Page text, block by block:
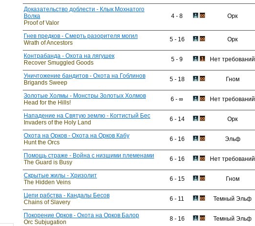
Доказательство доблести - Клык Мохнатого
Волка
Proof of Valor
4 - 8 Орк
Гнев предков - Смерть разорителя могил
Wrath of Ancestors
5 - 16 Орк
Контрабанда - Охота на лягушек
Recover Smuggled Goods
5 - 9 Нет требований
Уничтожение бандитов - Охота на Гоблинов
Brigands Sweep
5 - 18 Гном
Золотые Холмы - Монстры Золотых Холмов
Head for the Hills!
6 - ∞ Нет требований
Нападение на Святую землю - Когтистый Бес
Invaders of the Holy Land
6 - 14 Орк
Охота на Орков - Охота на Орков Кабу
Hunt the Orcs
6 - 16 Эльф
Помощь страже - Война с низшими племенами
The Guard is Busy
6 - 16 Нет требований
Скрытые жилы - Хризолит
The Hidden Veins
6 - 15 Гном
Цепи рабства - Кандалы Бесов
Chains of Slavery
6 - 11 Темный Эльф
Покорение Орков - Охота на Орков Балор
Orc Subjugation
8 - 16 Темный Эльф